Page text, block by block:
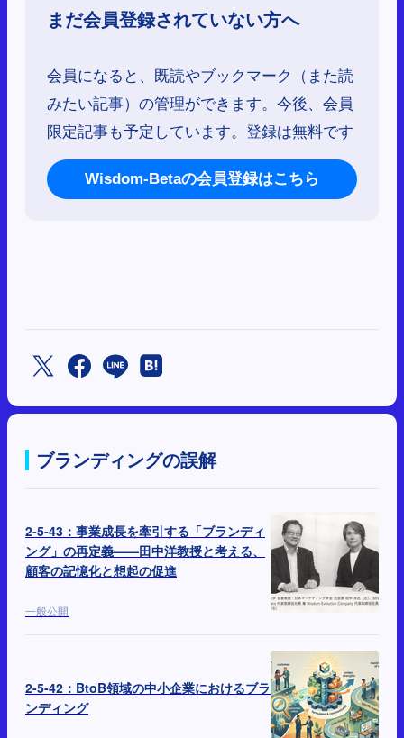
まだ会員登録されていない方へ
会員になると、既読やブックマーク（また読
みたい記事）の管理ができます。今後、会員
限定記事も予定しています。登録は無料です
Wisdom-Betaの会員登録はこちら
ブランディングの誤解
2-5-43：事業成長を牽引する「ブランディ
ング」の再定義——田中洋教授と考える、
顧客の記憶化と想起の促進
一般公開
2-5-42：BtoB領域の中小企業におけるブラ
ンディング